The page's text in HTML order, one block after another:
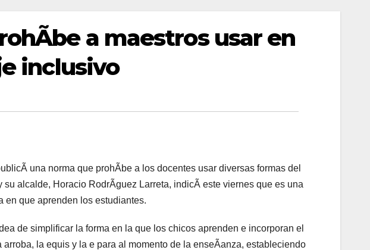
a maestros usar en
inclusivo
una norma que prohÃbe a los docentes usar diversas formas del
su alcalde, Horacio RodrÃguez Larreta, indicÃ este viernes que es una
en que aprenden los estudiantes.
de simplificar la forma en la que los chicos aprenden e incorporan el
la equis y la e para al momento de la enseÃanza, estableciendo